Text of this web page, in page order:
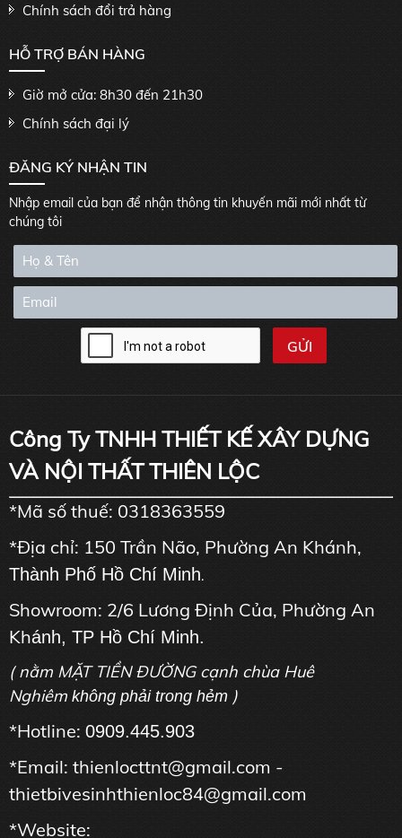
Chính sách đổi trả hàng
HỖ TRỢ BÁN HÀNG
Giờ mở cửa: 8h30 đến 21h30
Chính sách đại lý
ĐĂNG KÝ NHẬN TIN
Nhập email của bạn để nhận thông tin khuyến mãi mới nhất từ
chúng tôi
Công Ty TNHH THIẾT KẾ XÂY DỰNG
VÀ NỘI THẤT THIÊN LỘC
*Mã số thuế: 0318363559
*Địa chỉ: 150 Trần Não, Phường An Khánh,
Thành Phố Hồ Chí Minh.
Showroom: 2/6 Lương Định Của, Phường An
Khánh, TP Hồ Chí Minh.
( nằm MẶT TIỀN ĐƯỜNG cạnh chùa Huê
Nghiêm không phải trong hẻm )
*Hotline: 0909.445.903
*Email: thienlocttnt@gmail.com -
thietbivesinhthienloc84@gmail.com
*Website: